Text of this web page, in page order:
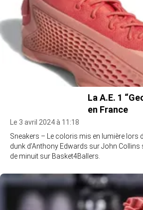
La A.E. 1
en France
Le 3 avril 2024 à 11:18
Sneakers – Le coloris mis en lumière lors
dunk d’Anthony Edwards sur John
de minuit sur Basket4Ballers.